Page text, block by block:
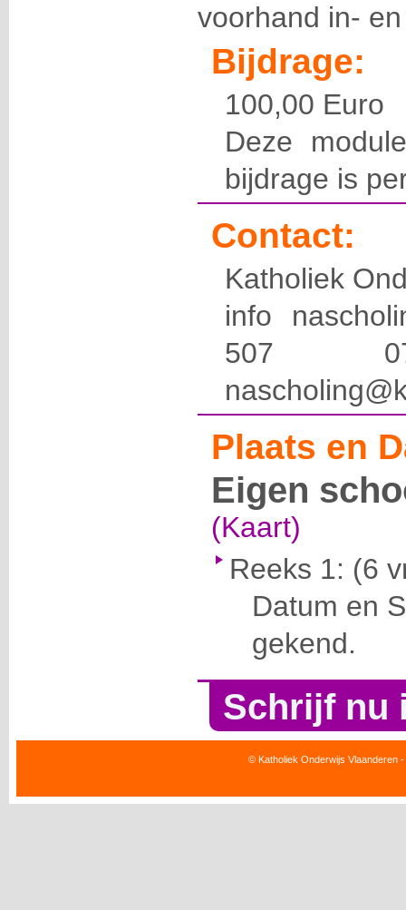
voorhand in-
Bijdrage:
100,00 Euro
Deze
bijdrage is
Contact:
Katholiek
info
507
Plaats en
Eigen
(Kaart)
Reeks 1: (6
Datum en
gekend.
Schrijf nu
© Katholiek Onderwijs Vlaanderen